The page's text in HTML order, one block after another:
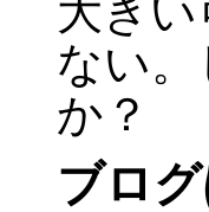
大き
ない。
か？
ブロ